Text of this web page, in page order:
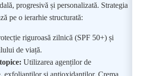
progresivă și personalizată. Strategia
pe o ierarhie structurată:
riguroasă zilnică (SPF 50+) și
de viață.
Utilizarea agenților de
exfolianților și antioxidanților. Crema